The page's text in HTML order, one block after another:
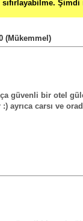
sıfırlayabilme. Şimdi
(Mükemmel)
güvenli bir otel
ayrıca carsı ve